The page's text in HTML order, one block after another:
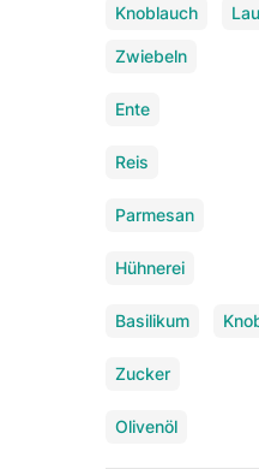
Knoblauch
Zwiebeln
Ente
Reis
Parmesan
Hühnerei
Basilikum
Zucker
Olivenöl